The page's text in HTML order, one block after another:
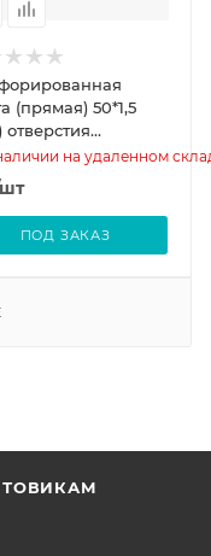
(прямая) 50*1,5
отверстия
на удаленном
ПОД ЗАКАЗ